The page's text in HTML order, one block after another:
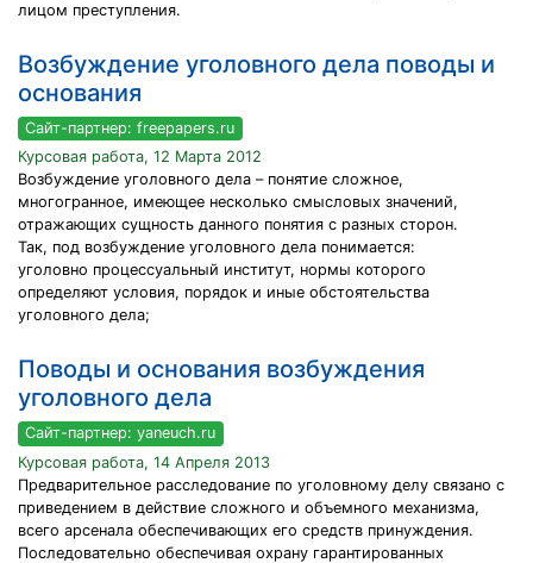
лицом преступления.
Возбуждение уголовного дела поводы и
основания
Сайт-партнер: freepapers.ru
Курсовая работа, 12 Марта 2012
Возбуждение уголовного дела – понятие сложное,
многогранное, имеющее несколько смысловых значений,
отражающих сущность данного понятия с разных сторон.
Так, под возбуждение уголовного дела понимается:
уголовно процессуальный институт, нормы которого
определяют условия, порядок и иные обстоятельства
уголовного дела;
Поводы и основания возбуждения
уголовного дела
Сайт-партнер: yaneuch.ru
Курсовая работа, 14 Апреля 2013
Предварительное расследование по уголовному делу связано с
приведением в действие сложного и объемного механизма,
всего арсенала обеспечивающих его средств принуждения.
Последовательно обеспечивая охрану гарантированных